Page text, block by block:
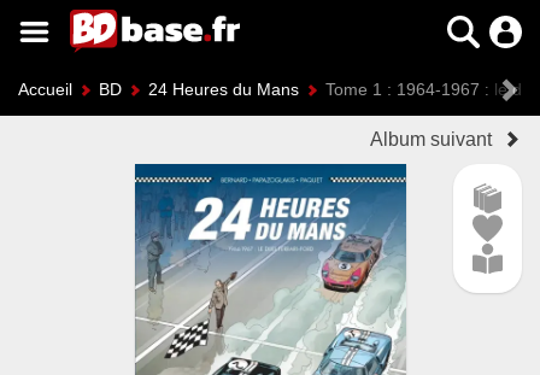
Accueil BD 24 Heures du Mans Tome 1 : 1964-1967 : le
Album suivant